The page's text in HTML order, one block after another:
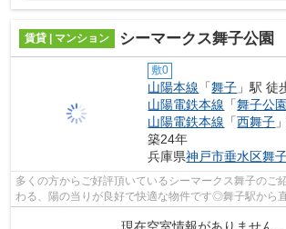
賃貸 | マンション シーマークス舞子公園
敷0
山陽本線 「舞子 」駅 徒
山陽電鉄本線 「舞子公園
山陽電鉄本線 「西舞子
築24年
兵庫県神戸市垂水区舞
多くの方からご好評頂いているシーマークス舞子のご
わる、陽の当りが良好で快適な物件です◎舞子駅から